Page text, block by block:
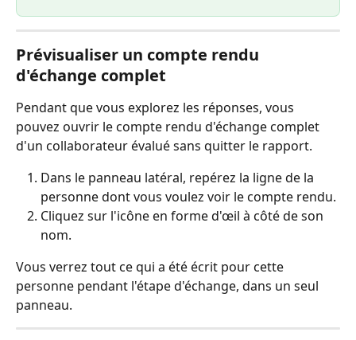
Prévisualiser un compte rendu
d'échange complet
Pendant que vous explorez les réponses, vous
pouvez ouvrir le compte rendu d'échange complet
d'un collaborateur évalué sans quitter le rapport.
Dans le panneau latéral, repérez la ligne de la
personne dont vous voulez voir le compte rendu.
Cliquez sur l'icône en forme d'œil à côté de son
nom.
Vous verrez tout ce qui a été écrit pour cette
personne pendant l'étape d'échange, dans un seul
panneau.